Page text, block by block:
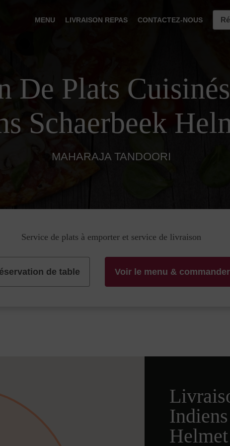
MENU LIVRAISON REPAS CONTACTEZ-NOUS
De Plats
Schaerbeek
MAHARAJA TANDOORI
Service de plats à emporter et service de livraison
de table Voir le menu & commander
Helmet